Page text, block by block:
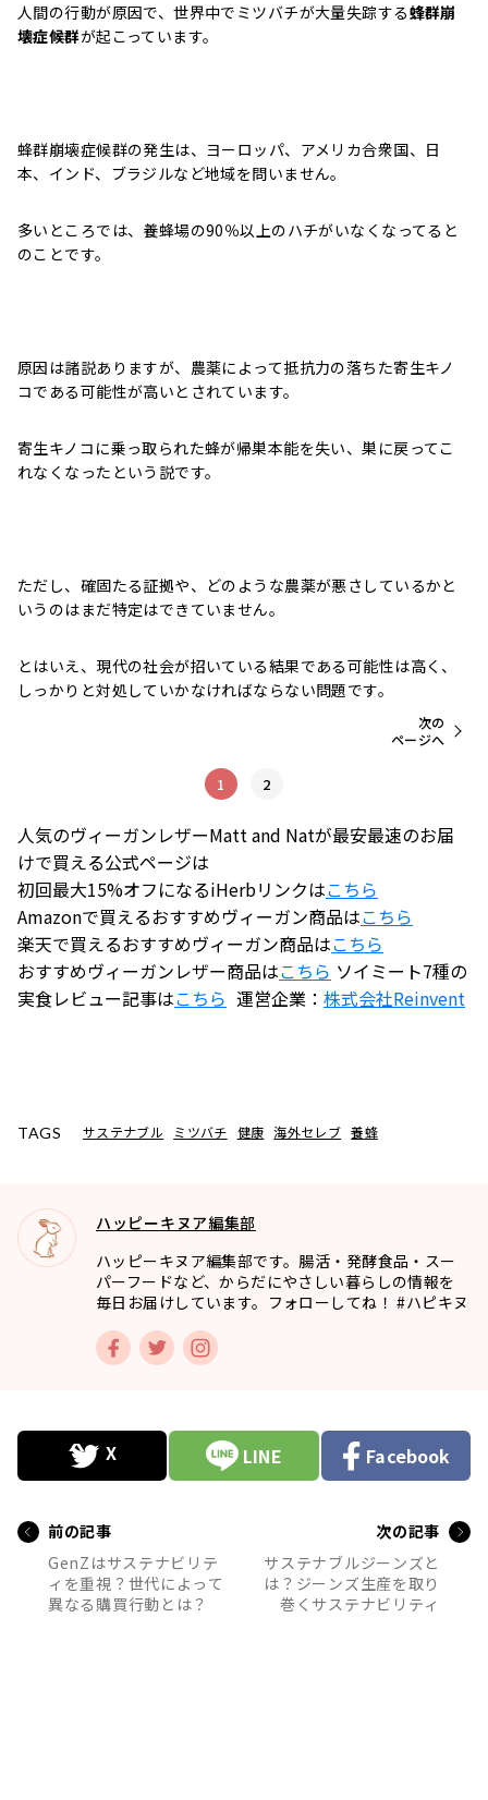
人間の行動が原因で、世界中でミツバチが大量失踪する蜂群崩
壊症候群が起こっています。
蜂群崩壊症候群の発生は、ヨーロッパ、アメリカ合衆国、日
本、インド、ブラジルなど地域を問いません。
多いところでは、養蜂場の90％以上のハチがいなくなってると
のことです。
原因は諸説ありますが、農薬によって抵抗力の落ちた寄生キノ
コである可能性が高いとされています。
寄生キノコに乗っ取られた蜂が帰巣本能を失い、巣に戻ってこ
れなくなったという説です。
ただし、確固たる証拠や、どのような農薬が悪さしているかと
いうのはまだ特定はできていません。
とはいえ、現代の社会が招いている結果である可能性は高く、
しっかりと対処していかなければならない問題です。
1 2
次の
ページへ
人気のヴィーガンレザーMatt and Natが最安最速のお届
けで買える公式ページは
初回最大15%オフになるiHerbリンクはこちら
Amazonで買えるおすすめヴィーガン商品はこちら
楽天で買えるおすすめヴィーガン商品はこちら
おすすめヴィーガンレザー商品はこちら ソイミート7種の
実食レビュー記事はこちら 運営企業： 株式会社Reinvent
TAGS サステナブル ミツバチ 健康 海外セレブ 養蜂
ハッピーキヌア編集部
ハッピーキヌア編集部です。腸活・発酵食品・スー
パーフードなど、からだにやさしい暮らしの情報を
毎日お届けしています。フォローしてね！ #ハピキヌ
LINE Facebook
前の記事
GenZはサステナビリテ
ィを重視？世代によって
異なる購買行動とは？
次の記事
サステナブルジーンズと
は？ジーンズ生産を取り
巻くサステナビリティ